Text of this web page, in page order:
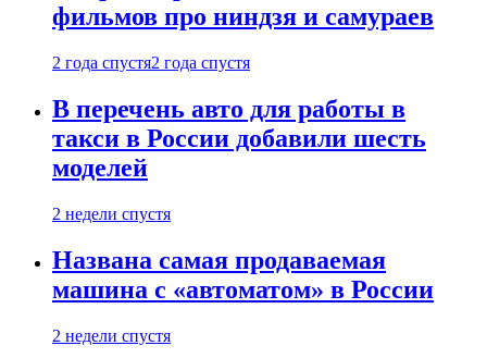
фильмов про ниндзя и самураев
2 года спустя2 года спустя
В перечень авто для работы в
такси в России добавили шесть
моделей
2 недели спустя
Названа самая продаваемая
машина с «автоматом» в России
2 недели спустя